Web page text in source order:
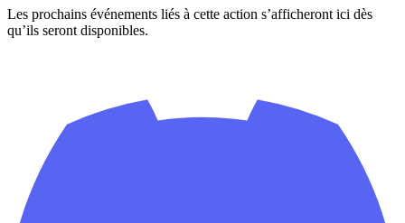
Les prochains événements liés à cette action s’afficheront ici dès
qu’ils seront disponibles.